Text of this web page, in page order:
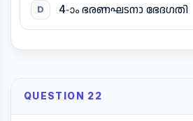
D 4-ാം ഭരണഘടനാ ഭേദഗതി
QUESTION 22